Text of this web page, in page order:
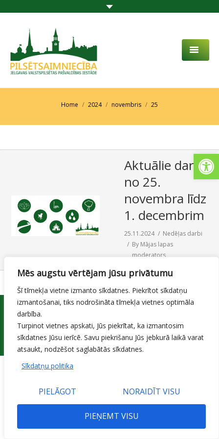
Mēs augstu vērtējam jūsu privātumu
Šī tīmekļa vietne izmanto sīkdatnes. Piekrītot sīkdatņu
izmantošanai, tiks nodrošināta tīmekļa vietnes optimāla
darbība.
Turpinot vietnes apskati, Jūs piekrītat, ka izmantosim
sīkdatnes Jūsu ierīcē. Savu piekrišanu Jūs jebkurā laikā varat
atsaukt, nodzēšot saglabātās sīkdatnes.
Sīkdatņu politika
PIELĀGOT NORAIDĪT VISU
PIEŅEMT VISU
PAR MUMS
PAKALPOJUMI
SABIEDRĪBAS LĪDZDALĪBA
KONTAKTI
SAZIŅA
Home 2024 novembris 25
Aktuālie darbi
no 25.
novembra līdz
1. decembrim
25.11.2024
Nedēļas darbi
By Mājas lapas
moderators
© 2015 Jelgavas valstspilsētas pašvaldības iestāde 'Pilsētsaimniecība'